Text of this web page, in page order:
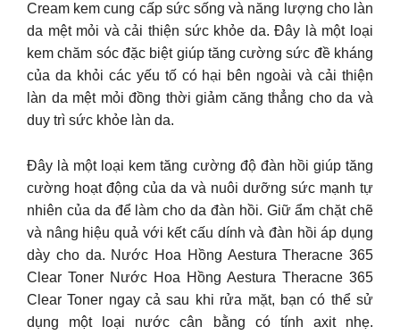
Cream kem cung cấp sức sống và năng lượng cho làn
da mệt mỏi và cải thiện sức khỏe da. Đây là một loại
kem chăm sóc đặc biệt giúp tăng cường sức đề kháng
của da khỏi các yếu tố có hại bên ngoài và cải thiện
làn da mệt mỏi đồng thời giảm căng thẳng cho da và
duy trì sức khỏe làn da.
Đây là một loại kem tăng cường độ đàn hồi giúp tăng
cường hoạt động của da và nuôi dưỡng sức mạnh tự
nhiên của da để làm cho da đàn hồi. Giữ ẩm chặt chẽ
và nâng hiệu quả với kết cấu dính và đàn hồi áp dụng
dày cho da. Nước Hoa Hồng Aestura Theracne 365
Clear Toner Nước Hoa Hồng Aestura Theracne 365
Clear Toner ngay cả sau khi rửa mặt, bạn có thể sử
dụng một loại nước cân bằng có tính axit nhẹ.